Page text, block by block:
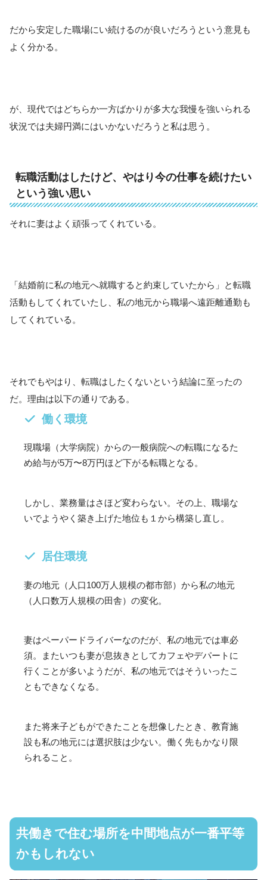
だから安定した職場にい続けるのが良いだろうという意見も
よく分かる。
が、現代ではどちらか一方ばかりが多大な我慢を強いられる
状況では夫婦円満にはいかないだろうと私は思う。
転職活動はしたけど、やはり今の仕事を続けたい
という強い思い
それに妻はよく頑張ってくれている。
「結婚前に私の地元へ就職すると約束していたから」と転職
活動もしてくれていたし、私の地元から職場へ遠距離通勤も
してくれている。
それでもやはり、転職はしたくないという結論に至ったの
だ。理由は以下の通りである。
働く環境
現職場（大学病院）からの一般病院への転職になるた
め給与が5万〜8万円ほど下がる転職となる。
しかし、業務量はさほど変わらない。その上、職場な
いでようやく築き上げた地位も１から構築し直し。
居住環境
妻の地元（人口100万人規模の都市部）から私の地元
（人口数万人規模の田舎）の変化。
妻はペーパードライバーなのだが、私の地元では車必
須。またいつも妻が息抜きとしてカフェやデパートに
行くことが多いようだが、私の地元ではそういったこ
ともできなくなる。
また将来子どもができたことを想像したとき、教育施
設も私の地元には選択肢は少ない。働く先もかなり限
られること。
共働きで住む場所を中間地点が一番平等
かもしれない